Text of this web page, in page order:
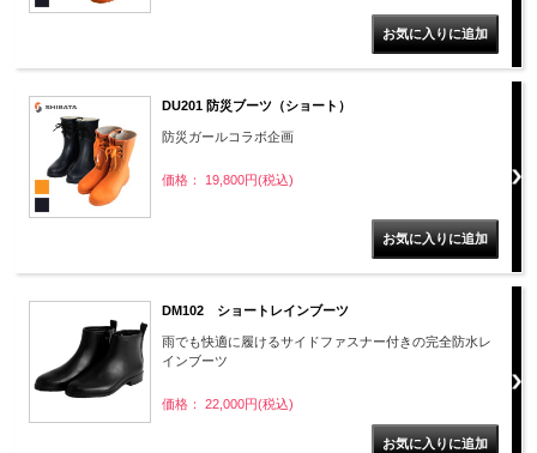
DU201 防災ブーツ（ショート）
防災ガールコラボ企画
価格： 19,800円(税込)
DM102 ショートレインブーツ
雨でも快適に履けるサイドファスナー付きの完全防水レ
インブーツ
価格： 22,000円(税込)